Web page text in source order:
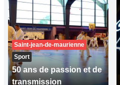
Saint-jean-de-maurienne
Sport
50 ans de passion et de
transmission